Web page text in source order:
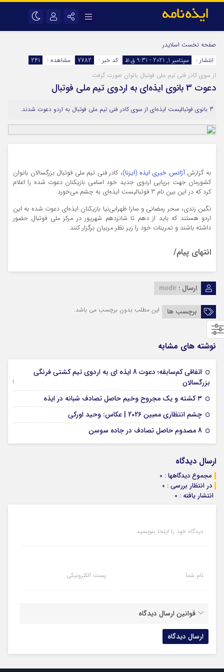
اینستاگرام
سروش
ایتا
آپارات
اپلیکیشن رمز عبور
صفحه نخست اسلایدر
انتشار :
سپتامبر 1, 2021 - 9:31 ق.ظ کد خبر : 7782 مشاهده :
241
از سوی کادر فنی تیم ملی فوتبال بانوان صورت گرفت
دعوت 3 بانوی ایذه‌ای به اردوی تیم ملی فوتبال
3 بانوی فوتبالیست ایذه‌ای از سوی کادر فنی تیم ملی فوتبال به اردو دعوت شدند.
به گزارش آژانس خبری ایذه (ایزنا)، کادر فنی تیم ملی فوتبال بزرگسالان بانوان
کشورمان جهت برپایی اردوی جدید خود اسامی بازیکنان دعوت شده را اعلام
کرد که در این بین نام 3 فوتبالیست ایذه‌ای به چشم می‌خورد.
نگین زندی، سحر رمضانی و سارا ظهرابی‌نیا بازیکنان ایذه‌ای دعوت شده به این
اردو هستند که باید از دهم تا شانزدهم شهریور در مرکز ملی فوتبال حضور
داشته باشند و تمرینات خود را زیر نظر مربیان برگزار کنند.
انتهای پیام/
ارسال : modir
برچسب ها این مطلب بدون برچسب می باشد.
نوشته های مشابه
اتفاقی کم‌سابقه؛ دعوت 8 ایذه ای به اردوی تیم کشتی فرنگی
بزرگسالان
09 جولای 2026
۳ کشته و یک مجروح وخیم حاصل تصادف شبانه در ایذه
چشم انتظاری ممبین 2026 | عکاس: وحید اورکی
8 مصدوم حاصل تصادف در جاده سوسن
ارسال دیدگاه
مجموع دیدگاهها : 0
در انتظار بررسی : 0
انتشار یافته : 0
دیدگاه خود را اینجا بنویسید
نام شما پست الکترونیکی
قوانین ارسال دیدگاه